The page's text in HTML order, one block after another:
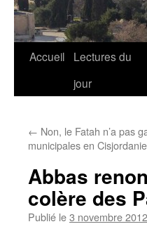
Accueil
Lectures du
jour
← Non, le Fatah n’a pas
municipales en
Abbas
colère des
Publié le3 novembre 2012